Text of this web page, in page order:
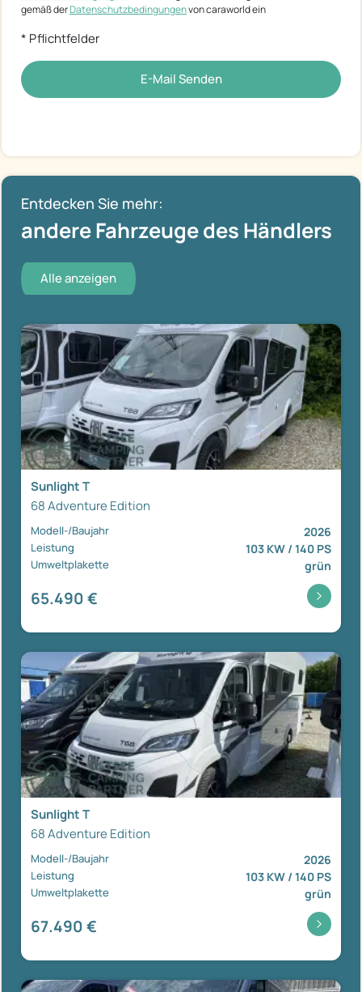
gemäß derDatenschutzbedingungenvon caraworld ein
* Pflichtfelder
E-Mail Senden
Entdecken Sie mehr:
andere Fahrzeuge des Händlers
Alle anzeigen
Sunlight T
68 Adventure Edition
Modell-/Baujahr 2026
Leistung 103 KW / 140 PS
Umweltplakette grün
65.490 €
Sunlight T
68 Adventure Edition
Modell-/Baujahr 2026
Leistung 103 KW / 140 PS
Umweltplakette grün
67.490 €